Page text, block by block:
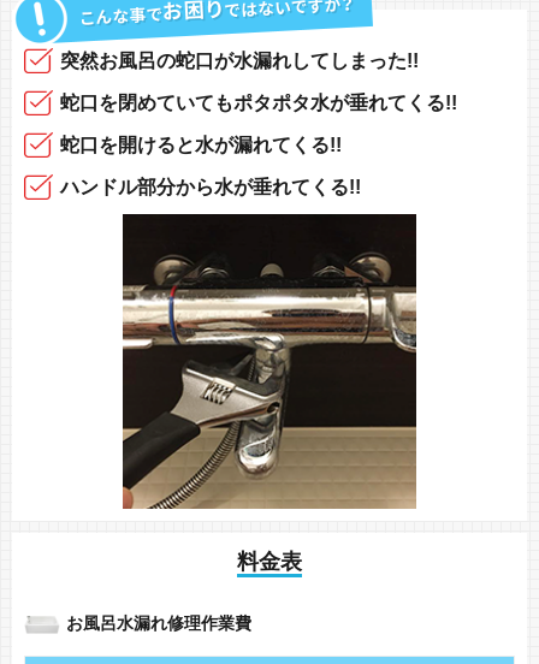
突然お風呂の蛇口 が水漏れしてしまった!!
蛇口を閉めていてもポタポタ水が垂れてくる!!
蛇口を開けると水が漏れてくる!!
ハンドル部分から水が垂れてくる!!
料金表
お風呂水漏れ修理作業費